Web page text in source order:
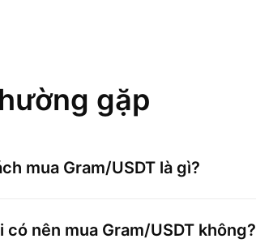
gặp
mua Gram/USDT là gì?
có nên mua Gram/USDT không?